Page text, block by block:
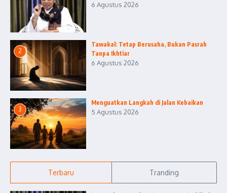
6 Agustus 2026
2
Tawakal: Tetap Berusaha, Bukan Pasrah
Tanpa Ikhtiar
6 Agustus 2026
3
Menguatkan Langkah di Jalan Kebaikan
5 Agustus 2026
Terbaru Tranding